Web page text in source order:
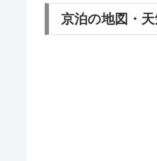
京泊の地図・